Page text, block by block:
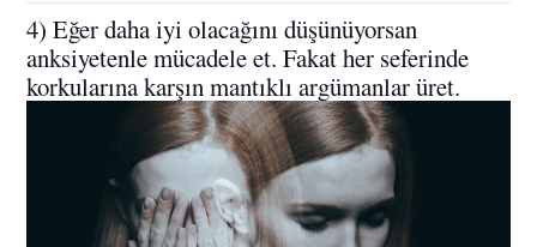
4) Eğer daha iyi olacağını düşünüyorsan
anksiyetenle mücadele et. Fakat her seferinde
korkularına karşın mantıklı argümanlar üret.